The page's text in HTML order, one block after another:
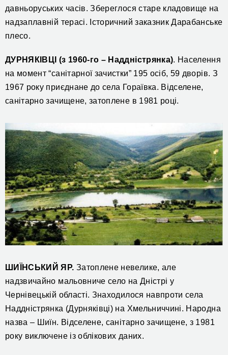
давньоруських часів. Збереглося старе кладовище на
надзаплавній терасі. Історичний заказник Дарабанське
плесо.
ДУРНЯКІВЦІ (з 1960-го – Наддністрянка). Населення
на момент “санітарної зачистки” 195 осіб, 59 дворів. З
1967 року приєднане до села Гораївка. Відселене,
санітарно зачищене, затоплене в 1981 році.
ШИЇНСЬКИЙ ЯР. Затоплене невелике, але
надзвичайно мальовниче село на Дністрі у
Чернівецькій області. Знаходилося навпроти села
Наддністрянка (Дурняківці) на Хмельниччині. Народна
назва – Шиїн. Відселене, санітарно зачищене, з 1981
року виключене із облікових даних.